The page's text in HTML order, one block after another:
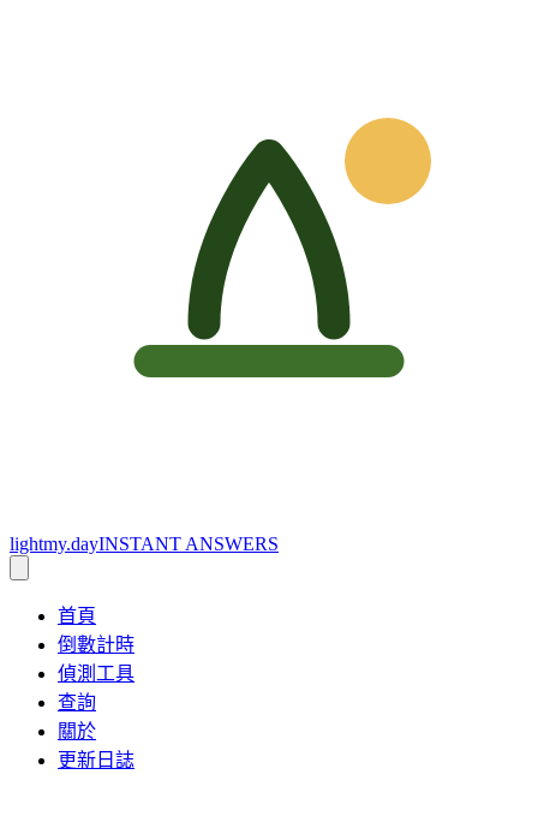
lightmy.dayINSTANT ANSWERS
首頁
倒數計時
偵測工具
查詢
關於
更新日誌